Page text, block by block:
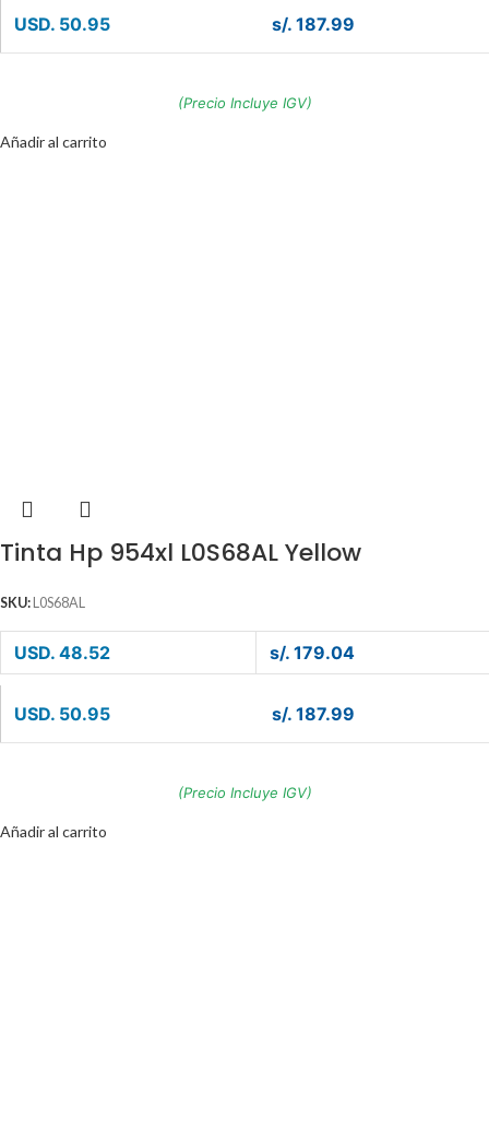
USD. 50.95 s/. 187.99
(Precio Incluye IGV)
Añadir al carrito
Tinta Hp 954xl L0S68AL Yellow
SKU: L0S68AL
USD. 48.52 s/. 179.04
USD. 50.95 s/. 187.99
(Precio Incluye IGV)
Añadir al carrito